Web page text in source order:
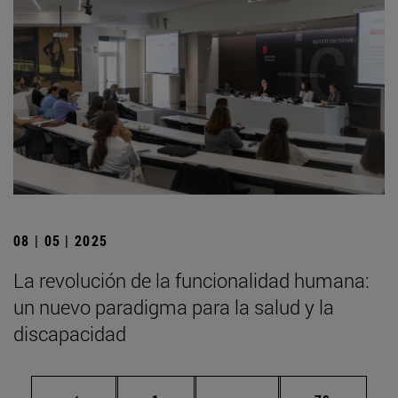
08 | 05 | 2025
La revolución de la funcionalidad humana:
un nuevo paradigma para la salud y la
discapacidad